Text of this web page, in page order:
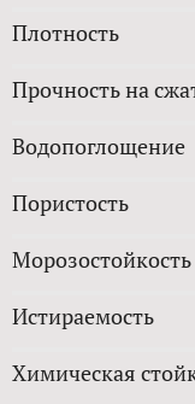
Плотность
Прочность на
Водопоглощение
Пористость
Морозостойкость
Истираемость
Химическая